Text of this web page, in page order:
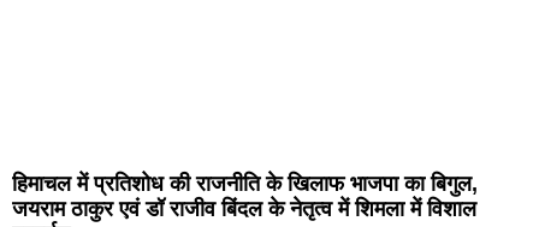
हिमाचल में प्रतिशोध की राजनीति के खिलाफ भाजपा का बिगुल,
जयराम ठाकुर एवं डॉ राजीव बिंदल के नेतृत्व में शिमला में विशाल